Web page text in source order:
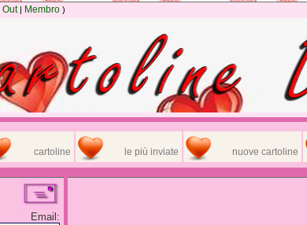
Out| Membro )
cartoline le più inviate nuove cartoline
Email: